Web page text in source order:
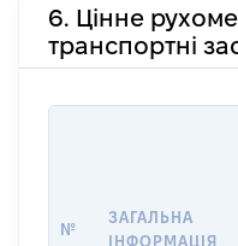
6. Цінне
транспортні
№
ЗАГАЛЬНА
ІНФОРМАЦІЯ